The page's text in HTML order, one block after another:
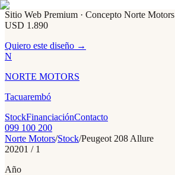
Sitio Web Premium · Concepto Norte Motors
USD 1.890
Quiero este diseño →
N
NORTE MOTORS
Tacuarembó
StockFinanciaciónContacto
099 100 200
Norte Motors/Stock/Peugeot 208 Allure
20201 / 1
Año